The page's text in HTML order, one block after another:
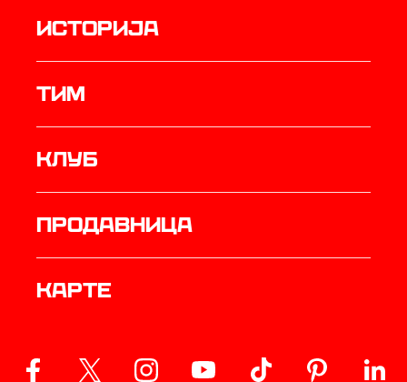
историја
ТИМ
Клуб
продавница
Карте